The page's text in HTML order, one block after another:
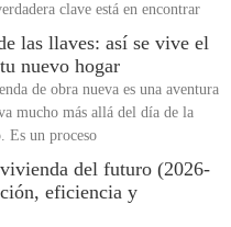
clave está en encontrar
las llaves: así se vive el
nuevo hogar
de obra nueva es una aventura
mucho más allá del día de la
Es un proceso
del futuro (2026-
eficiencia y